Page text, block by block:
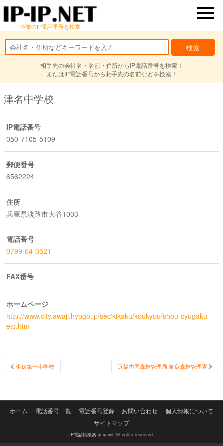
企業のIP電話番号を検索
相手先の会社名・名前・住所からIP電話番号を検索！
またはIP電話番号から相手先の名前などを検索！
津名中学校
IP電話番号
050-7105-5109
郵便番号
6562224
住所
兵庫県淡路市大谷1003
電話番号
0799-64-0521
FAX番号
ホームページ
http://www.city.awaji.hyogo.jp/sec/kikaku/koukyou/shou-cyugaku-
etc.htm
Post
生穂第一小学校 近畿中国森林管理局 奈良森林管理署
ホーム 電話番号一覧 電話番号登録 お問い合わせ
個人情報について
サイトマップ
IP電話帳検索 ip-ip.netAll rights reserved.